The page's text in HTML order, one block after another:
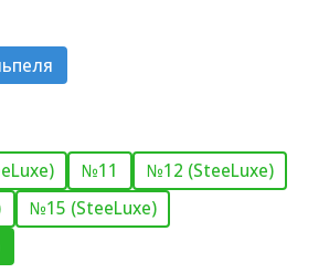
№11
№12 (SteeLuxe)
№15 (SteeLuxe)